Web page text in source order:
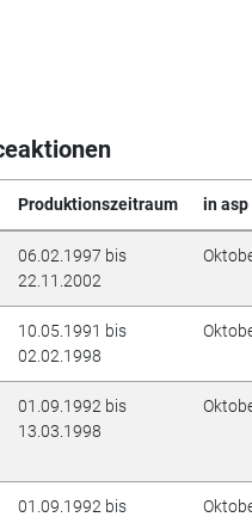
Produktionszeitraum in
06.02.1997 bis
22.11.2002
10.05.1991 bis
02.02.1998
01.09.1992 bis
13.03.1998
01.09.1992 bis